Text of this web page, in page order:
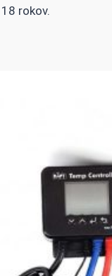
rokov.